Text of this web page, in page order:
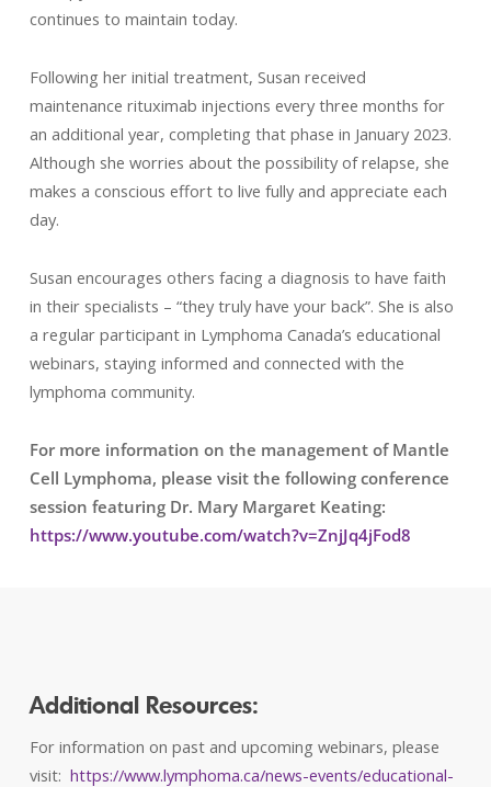
continues to maintain today.
Following her initial treatment, Susan received
maintenance rituximab injections every three months for
an additional year, completing that phase in January 2023.
Although she worries about the possibility of relapse, she
makes a conscious effort to live fully and appreciate each
day.
Susan encourages others facing a diagnosis to have faith
in their specialists – “they truly have your back”. She is also
a regular participant in Lymphoma Canada’s educational
webinars, staying informed and connected with the
lymphoma community.
For more information on the management of Mantle
Cell Lymphoma, please visit the following conference
session featuring Dr. Mary Margaret Keating:
https://www.youtube.com/watch?v=ZnjJq4jFod8
Additional Resources:
For information on past and upcoming webinars, please
visit: https://www.lymphoma.ca/news-events/educational-